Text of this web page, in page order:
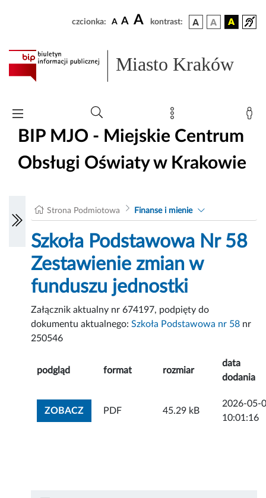
czcionka: A A A kontrast:
Miasto Kraków
BIP MJO - Miejskie Centrum
Obsługi Oświaty w Krakowie
Strona Podmiotowa Finanse i mienie
Szkoła Podstawowa Nr 58
Zestawienie zmian w
funduszu jednostki
Załącznik aktualny nr 674197, podpięty do
dokumentu aktualnego:Szkoła Podstawowa nr 58 nr
250546
podgląd format rozmiar
data
dodania
ZOBACZZOBACZ ZAŁĄCZNIK
PDF 45.29 kB
2026-05-
10:01:16